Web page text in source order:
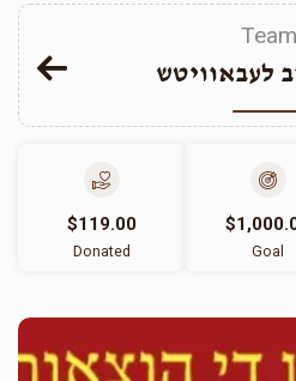
Team
לעבאוויטש
$119.00
Donated Goal